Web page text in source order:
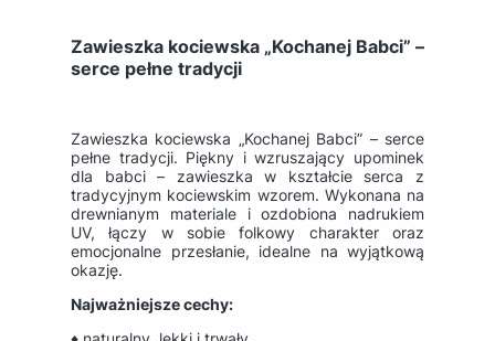
Zawieszka kociewska „Kochanej Babci” –
serce pełne tradycji
Zawieszka kociewska „Kochanej Babci” – serce
pełne tradycji. Piękny i wzruszający upominek
dla babci – zawieszka w kształcie serca z
tradycyjnym kociewskim wzorem. Wykonana na
drewnianym materiale i ozdobiona nadrukiem
UV, łączy w sobie folkowy charakter oraz
emocjonalne przesłanie, idealne na wyjątkową
okazję.
Najważniejsze cechy: